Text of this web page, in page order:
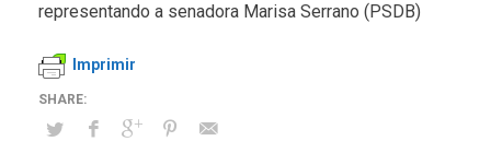
representando a senadora Marisa Serrano (PSDB)
Imprimir